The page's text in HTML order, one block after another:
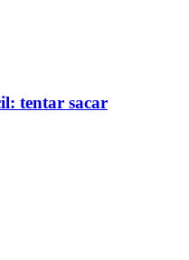
tentar sacar